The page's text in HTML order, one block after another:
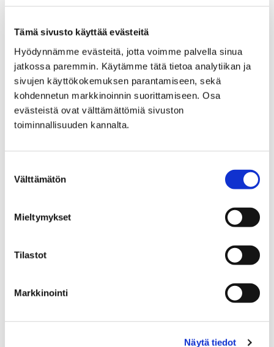
Tämä sivusto käyttää evästeitä
Hyödynnämme evästeitä, jotta voimme palvella sinua
jatkossa paremmin. Käytämme tätä tietoa analytiikan ja
sivujen käyttökokemuksen parantamiseen, sekä
kohdennetun markkinoinnin suorittamiseen. Osa
evästeistä ovat välttämättömiä sivuston
toiminnallisuuden kannalta.
valinta
Välttämätön
Mieltymykset
Tilastot
Markkinointi
Näytä tiedot
merituulipuiston laajennushanketta suunnitteleva
aiesopimuksen Porin Merituulikeskus -hankkeen
kehittämisestä.
Pori ja Raahe sopimukseen merituulikeskus-